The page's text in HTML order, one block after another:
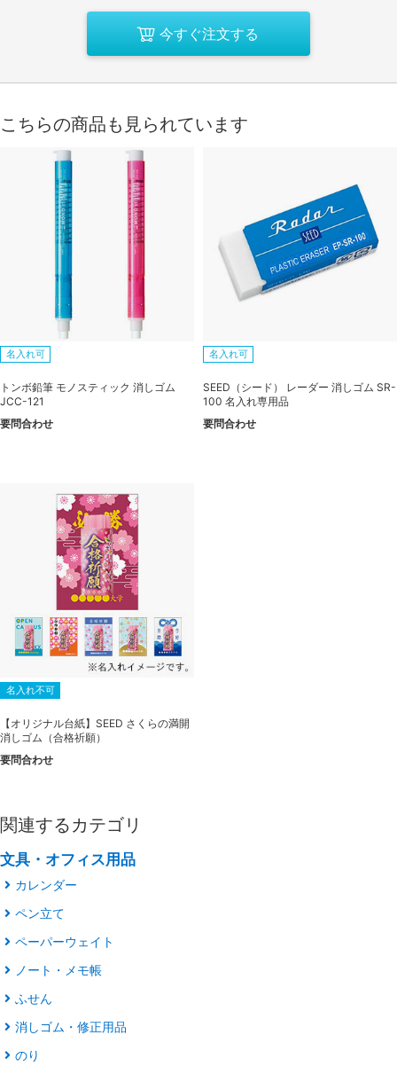
今すぐ注文する
こちらの商品も見られています
名入れ可
トンボ鉛筆 モノスティック 消しゴム
JCC-121
要問合わせ
名入れ可
SEED（シード） レーダー 消しゴム SR-
100 名入れ専用品
要問合わせ
名入れ不可
【オリジナル台紙】SEED さくらの満開
消しゴム（合格祈願）
要問合わせ
関連するカテゴリ
文具・オフィス用品
カレンダー
ペン立て
ペーパーウェイト
ノート・メモ帳
ふせん
消しゴム・修正用品
のり